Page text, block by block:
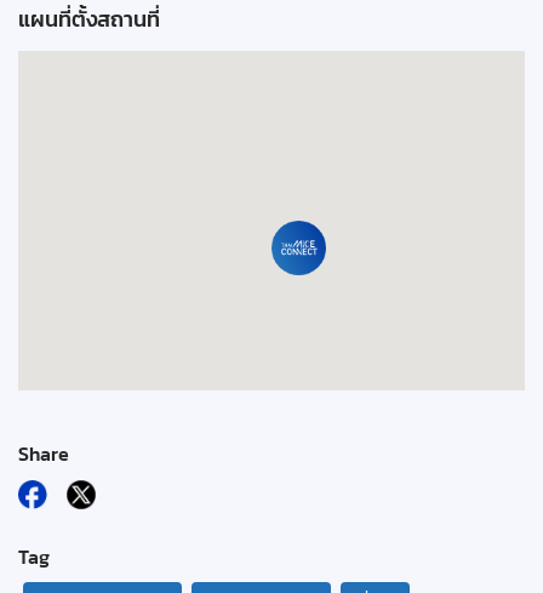
แผนที่ตั้งสถานที่
Share
Tag